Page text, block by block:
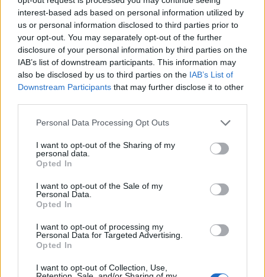
interest-based ads based on personal information utilized by
us or personal information disclosed to third parties prior to
your opt-out. You may separately opt-out of the further
disclosure of your personal information by third parties on the
IAB’s list of downstream participants. This information may
also be disclosed by us to third parties on the IAB’s List of
Downstream Participants that may further disclose it to other
Personal Data Processing Opt Outs
I want to opt-out of the Sharing of my
personal data.
Opted In
I want to opt-out of the Sale of my
Personal Data.
Opted In
I want to opt-out of processing my
Personal Data for Targeted Advertising.
Opted In
I want to opt-out of Collection, Use,
zaangażowaniem. Dla wielu członków tej formacji jest
to debiutancki sezon mistrzostw Polski, a przy
ograniczonych możliwościach zaprezentowania się
szerszej publice każdy mecz dla zawodników takich jak
Jakub "Grzybek" Jagiełka, Damian "svns" Klejc czy Jakub
"april" Kupisz jest na wagę złota. Czy ambicja i serce do
walki wystarczą, by poskromić świetnie dysponowane
poznamy o 18:30.
Gentlemen's
Gaming
vs
Illuminar
O ile w przypadku graczy KnF jestem przekonany, że
wiem, czy to samo mogę powiedzieć o zawodnikach
Gentlemen's Gaming. Dla osób nieco głębiej śledzących